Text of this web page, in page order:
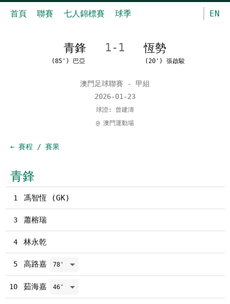
首頁 聯賽 七人錦標賽 球季 EN
青鋒 1-1 恆勢
(85') 巴亞 (20') 張啟駿
澳門足球聯賽 - 甲組
2026-01-23
球證: 曾建濤
@ 澳門運動場
← 賽程 / 賽果
青鋒
1 馮智恆 (GK)
3 蕭榕瑞
4 林永乾
5 高路嘉 78'
10 茹海嘉 46'